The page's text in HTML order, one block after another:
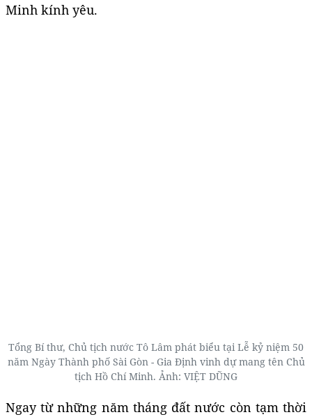
Minh kính yêu.
Tổng Bí thư, Chủ tịch nước Tô Lâm phát biểu tại Lễ kỷ niệm 50
năm Ngày Thành phố Sài Gòn - Gia Định vinh dự mang tên Chủ
tịch Hồ Chí Minh. Ảnh: VIỆT DŨNG
Ngay từ những năm tháng đất nước còn tạm thời